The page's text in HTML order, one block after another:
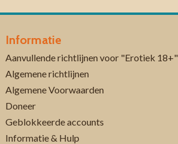
Informatie
Aanvullende richtlijnen voor "Erotiek 18+"
Algemene richtlijnen
Algemene Voorwaarden
Doneer
Geblokkeerde accounts
Informatie & Hulp